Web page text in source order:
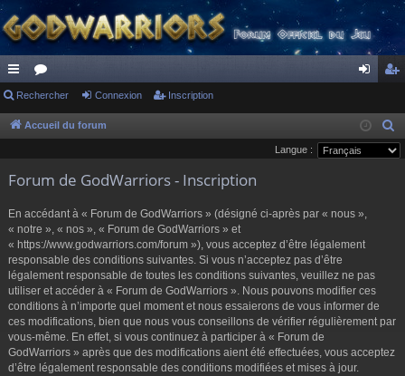
ac
co
ci
or
u
s
ne cri
pti
Rechercher Connexion Inscription
Accueil du forum
e
Langue :
Forum de GodWarriors - Inscription
En accédant à « Forum de GodWarriors » (désigné ci-après par « nous »,
« notre », « nos », « Forum de GodWarriors » et
« https://www.godwarriors.com/forum »), vous acceptez d’être légalement
responsable des conditions suivantes. Si vous n’acceptez pas d’être
légalement responsable de toutes les conditions suivantes, veuillez ne pas
utiliser et accéder à « Forum de GodWarriors ». Nous pouvons modifier ces
conditions à n’importe quel moment et nous essaierons de vous informer de
ces modifications, bien que nous vous conseillons de vérifier régulièrement par
vous-même. En effet, si vous continuez à participer à « Forum de
GodWarriors » après que des modifications aient été effectuées, vous acceptez
d’être légalement responsable des conditions modifiées et mises à jour.